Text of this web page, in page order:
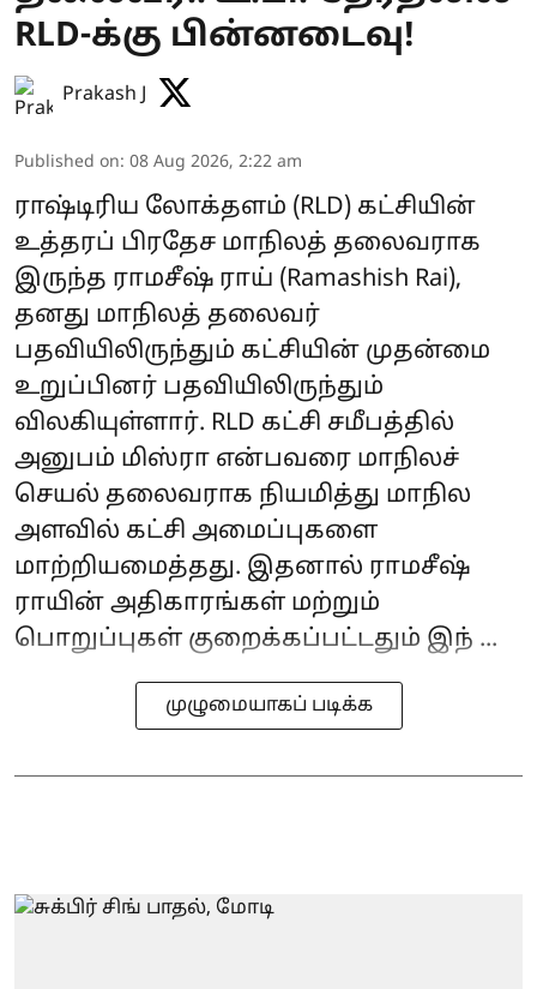
RLD-க்கு பின்னடைவு!
Prakash J
Published on: 08 Aug 2026, 2:22 am
ராஷ்டிரிய லோக்தளம் (RLD) கட்சியின்
உத்தரப் பிரதேச மாநிலத் தலைவராக
இருந்த ராமசீஷ் ராய் (Ramashish Rai),
தனது மாநிலத் தலைவர்
பதவியிலிருந்தும் கட்சியின் முதன்மை
உறுப்பினர் பதவியிலிருந்தும்
விலகியுள்ளார். RLD கட்சி சமீபத்தில்
அனுபம் மிஸ்ரா என்பவரை மாநிலச்
செயல் தலைவராக நியமித்து மாநில
அளவில் கட்சி அமைப்புகளை
மாற்றியமைத்தது. இதனால் ராமசீஷ்
ராயின் அதிகாரங்கள் மற்றும்
பொறுப்புகள் குறைக்கப்பட்டதும் இந் ...
முழுமையாகப் படிக்க